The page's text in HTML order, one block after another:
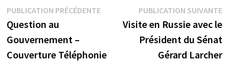
Navigation
de
l’article
PUBLICATION PRÉCÉDENTEPublication
précédente :
Question au
Gouvernement –
Couverture Téléphonie
PUBLICATION SUIVANTE
Visite en Russie avec le
Président du Sénat
Gérard Larcher